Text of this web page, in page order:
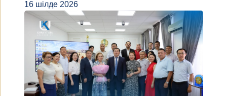
16 шілде 2026